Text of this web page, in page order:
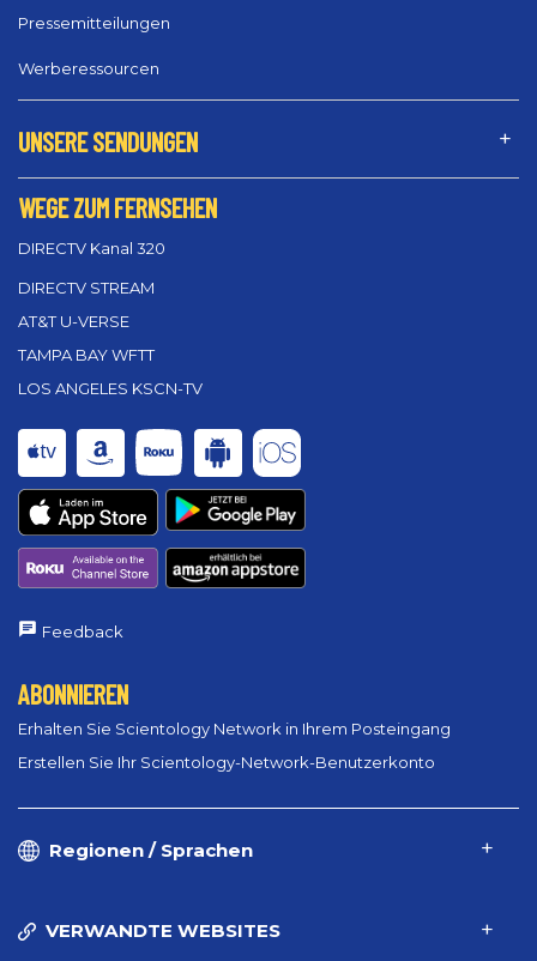
Pressemitteilungen
Werberessourcen
UNSERE SENDUNGEN
WEGE ZUM FERNSEHEN
DIRECTV Kanal 320
DIRECTV STREAM
AT&T U-VERSE
TAMPA BAY WFTT
LOS ANGELES KSCN-TV
Feedback
ABONNIEREN
Erhalten Sie Scientology Network in Ihrem Posteingang
Erstellen Sie Ihr Scientology-Network-Benutzerkonto
Regionen / Sprachen
VERWANDTE WEBSITES